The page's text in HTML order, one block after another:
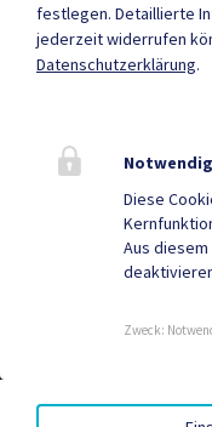
Quicklinks
Tourismus
AMTSSIGNATUR|
festlegen. Detaillierte
jederzeit widerrufen
Datenschutzerklärung.
Diese
Aus
Zweck: